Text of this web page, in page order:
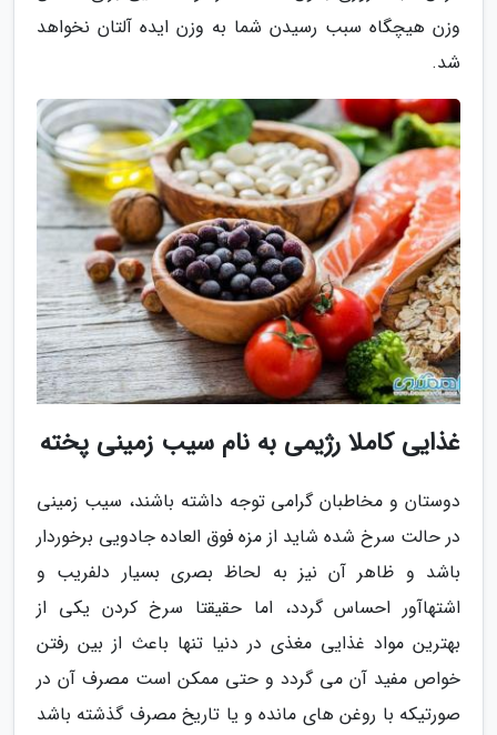
وزن هیچگاه سبب رسیدن شما به وزن ایده آلتان نخواهد
شد.
غذایی کاملا رژیمی به نام سیب زمینی پخته
دوستان و مخاطبان گرامی توجه داشته باشند، سیب زمینی
در حالت سرخ شده شاید از مزه فوق العاده جادویی برخوردار
باشد و ظاهر آن نیز به لحاظ بصری بسیار دلفریب و
اشتهاآور احساس گردد، اما حقیقتا سرخ کردن یکی از
بهترین مواد غذایی مغذی در دنیا تنها باعث از بین رفتن
خواص مفید آن می گردد و حتی ممکن است مصرف آن در
صورتیکه با روغن های مانده و یا تاریخ مصرف گذشته باشد